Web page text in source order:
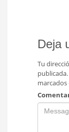
Deja
Tu
publicada.
marcados